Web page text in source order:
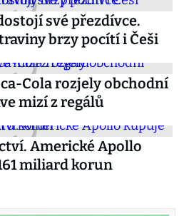
své přezdívce.
brzy pocítí i Češi
Cola rozjely obchodní
mizí z regálů
Americké Apollo
miliard korun